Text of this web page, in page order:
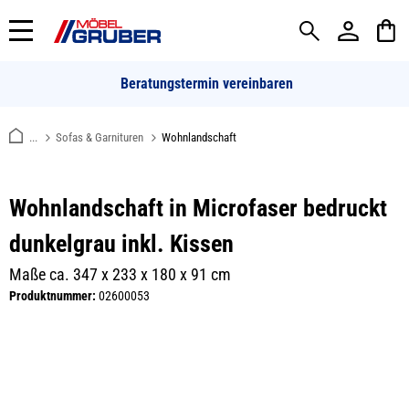
springen
Beratungstermin vereinbaren
... Sofas & Garnituren Wohnlandschaft
Wohnlandschaft in Microfaser bedruckt
dunkelgrau inkl. Kissen
Maße ca. 347 x 233 x 180 x 91 cm
Produktnummer: 02600053